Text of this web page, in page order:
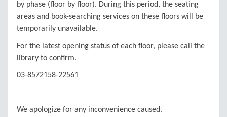
by phase (floor by floor). During this period, the seating
areas and book-searching services on these floors will be
temporarily unavailable.
For the latest opening status of each floor, please call the
library to confirm.
03-8572158-22561
We apologize for any inconvenience caused.